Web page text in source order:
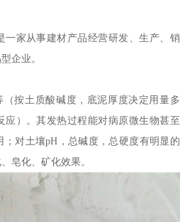
一家从事建材产品经营研发、生产、销
企业。
（按土质酸碱度，底泥厚度决定用量多
应）。其发热过程能对病原微生物甚至
对土壤pH，总碱度，总硬度有明显的
皂化、矿化效果。